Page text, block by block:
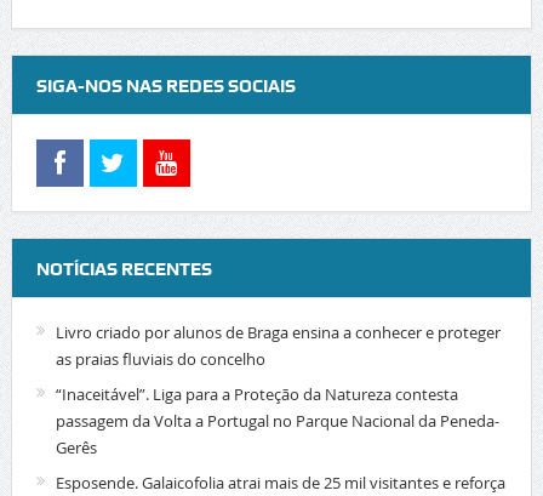
SIGA-NOS NAS REDES SOCIAIS
NOTÍCIAS RECENTES
Livro criado por alunos de Braga ensina a conhecer e proteger
as praias fluviais do concelho
“Inaceitável”. Liga para a Proteção da Natureza contesta
passagem da Volta a Portugal no Parque Nacional da Peneda-
Gerês
Esposende. Galaicofolia atrai mais de 25 mil visitantes e reforça